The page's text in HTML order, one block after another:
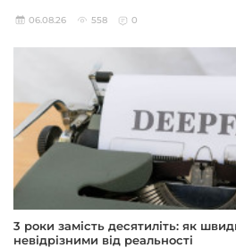
06.08.26 558 0
3 роки замість десятиліть: як
невідрізними від реальності